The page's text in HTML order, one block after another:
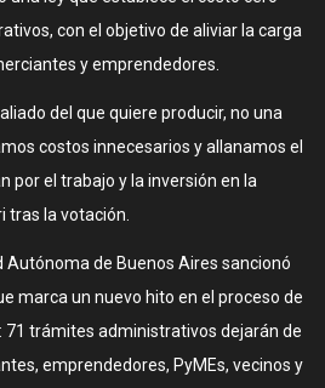
con el objetivo de aliviar la carga
y emprendedores.
del que quiere producir, no una
costos innecesarios y allanamos el
por el trabajo y la inversión en la
tras la votación.
Autónoma de Buenos Aires sancionó
marca un nuevo hito en el proceso de
71 trámites administrativos dejarán de
emprendedores, PyMEs, vecinos y